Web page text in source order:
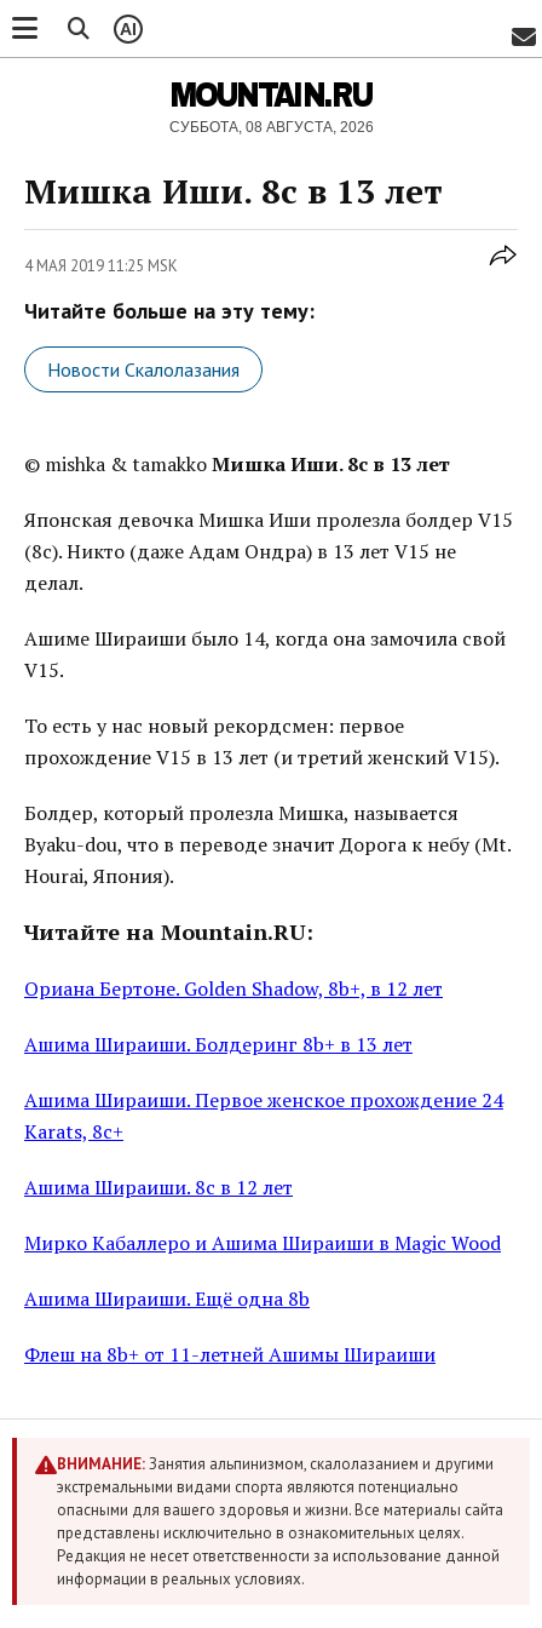
AI
MOUNTAIN.RU
СУББОТА, 08 АВГУСТА, 2026
Мишка Иши. 8c в 13 лет
4 МАЯ 2019 11:25 MSK
Читайте больше на эту тему:
Новости Скалолазания
© mishka & tamakkoМишка Иши. 8c в 13 лет
Японская девочка Мишка Иши пролезла болдер V15
(8c). Никто (даже Адам Ондра) в 13 лет V15 не
делал.
Ашиме Шираиши было 14, когда она замочила свой
V15.
То есть у нас новый рекордсмен: первое
прохождение V15 в 13 лет (и третий женский V15).
Болдер, который пролезла Мишка, называется
Byaku-dou, что в переводе значит Дорога к небу (Mt.
Hourai, Япония).
Читайте на Mountain.RU:
Ориана Бертоне. Golden Shadow, 8b+, в 12 лет
Ашима Шираиши. Болдеринг 8b+ в 13 лет
Ашима Шираиши. Первое женское прохождение 24
Karats, 8c+
Ашима Шираиши. 8с в 12 лет
Мирко Кабаллеро и Ашима Шираиши в Magic Wood
Ашима Шираиши. Ещё одна 8b
Флеш на 8b+ от 11-летней Ашимы Шираиши
ВНИМАНИЕ:Занятия альпинизмом, скалолазанием и другими
экстремальными видами спорта являются потенциально
опасными для вашего здоровья и жизни. Все материалы сайта
представлены исключительно в ознакомительных целях.
Редакция не несет ответственности за использование данной
информации в реальных условиях.